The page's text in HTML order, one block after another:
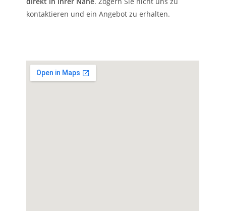
kontaktieren und ein Angebot zu erhalten.